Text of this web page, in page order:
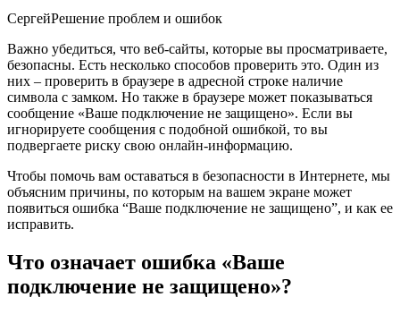
СергейРешение проблем и ошибок
Важно убедиться, что веб-сайты, которые вы просматриваете,
безопасны. Есть несколько способов проверить это. Один из
них – проверить в браузере в адресной строке наличие
символа с замком. Но также в браузере может показываться
сообщение «Ваше подключение не защищено». Если вы
игнорируете сообщения с подобной ошибкой, то вы
подвергаете риску свою онлайн-информацию.
Чтобы помочь вам оставаться в безопасности в Интернете, мы
объясним причины, по которым на вашем экране может
появиться ошибка “Ваше подключение не защищено”, и как ее
исправить.
Что означает ошибка «Ваше
подключение не защищено»?